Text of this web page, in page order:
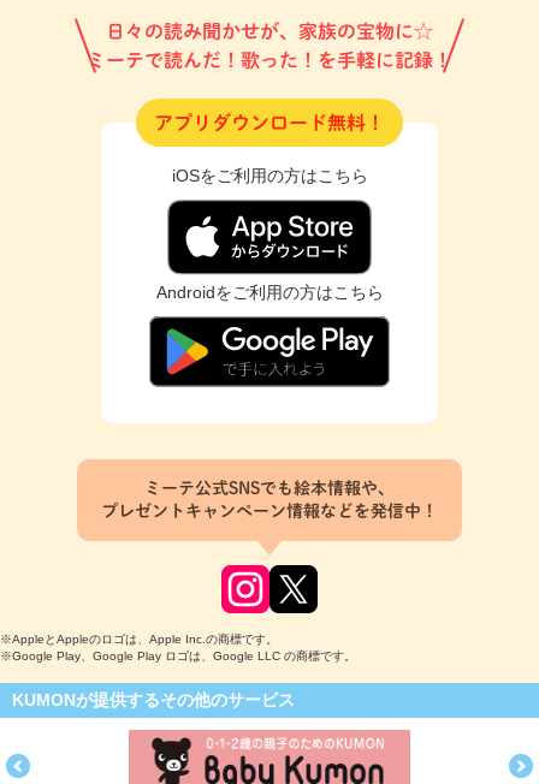
日々の読み聞かせが、家族の宝物に☆
ミーテで読んだ！歌った！を手軽に記録！
アプリダウンロード無料！
iOSをご利用の方はこちら
Androidをご利用の方はこちら
ミーテ公式SNSでも絵本情報や、
プレゼントキャンペーン情報などを発信中！
※AppleとAppleのロゴは、Apple Inc.の商標です。
※Google Play、Google Play ロゴは、Google LLC の商標です。
KUMONが提供するその他のサービス